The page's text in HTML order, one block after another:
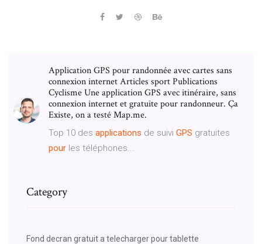
Application GPS pour randonnée avec cartes sans
connexion internet Articles sport Publications
Cyclisme Une application GPS avec itinéraire, sans
connexion internet et gratuite pour randonneur. Ça
Existe, on a testé Map.me.
Top 10 des applications de suivi GPS gratuites
pour les téléphones...
Category
Fond decran gratuit a telecharger pour tablette